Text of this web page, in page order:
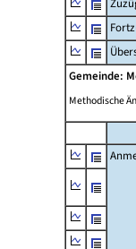
Gemeinde:
Methodische